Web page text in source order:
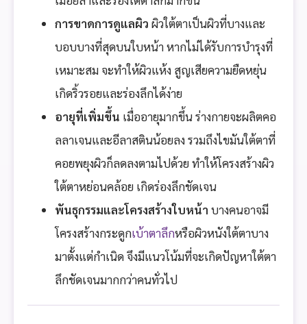
การขาดการดูแลผิว ผิวใต้ตาเป็นผิวที่บางและ
บอบบางที่สุดบนใบหน้า หากไม่ได้รับการบำรุงที่
เหมาะสม จะทำให้ผิวแห้ง สูญเสียความยืดหยุ่น
เกิดริ้วรอยและร่องลึกได้ง่าย
อายุที่เพิ่มขึ้น เมื่ออายุมากขึ้น ร่างกายจะผลิตคอ
ลลาเจนและอีลาสตินน้อยลง รวมถึงไขมันใต้ตาที่
คอยพยุงผิวก็ลดลงตามไปด้วย ทำให้โครงสร้างผิว
ใต้ตาหย่อนคล้อย เกิดร่องลึกชัดเจน
พันธุกรรมและโครงสร้างใบหน้า บางคนอาจมี
โครงสร้างกระดูกเบ้าตาลึกหรือผิวหนังใต้ตาบาง
มาตั้งแต่กำเนิด จึงมีแนวโน้มที่จะเกิดปัญหาใต้ตา
ลึกชัดเจนมากกว่าคนทั่วไป